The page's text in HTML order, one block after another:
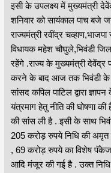
इसी के उपलक्ष्य में मुख्यमंत्री
शनिवार को सायंकाल पाच बजे
राज्यमंत्री रवींद्र
विधायक महेश चौघुले,भिवंडी
रहेंगे .राज्य के मुख्यमंत्री देवेंद्र
करने के बाद आज तक भिवंडी के
सांसद कपिल पाटिल द्वारा
यंत्रमाग हेतु नीति की घोषणा
की सांस ली है . इसी के साथ
205 करोड़ रुपये निधि की
, 69 करोड़ रुपये का विशेष
आदि मंजूर की गई है . उक्त निधि